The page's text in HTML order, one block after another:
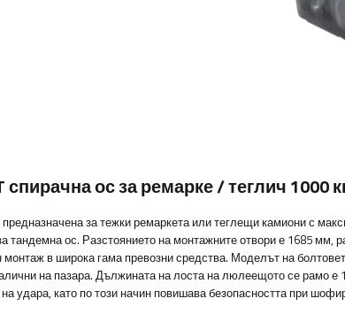
спирачна ос за ремарке / теглич 1000
за тежки ремаркета или теглещи камиони с
тандемна ос. Разстоянието на монтажните отвори е 1685 мм,
монтаж в широка гама превозни средства. Моделът на
на пазара. Дължината на лоста на люлеещото се рамо е
удара, като по този начин повишава безопасността при